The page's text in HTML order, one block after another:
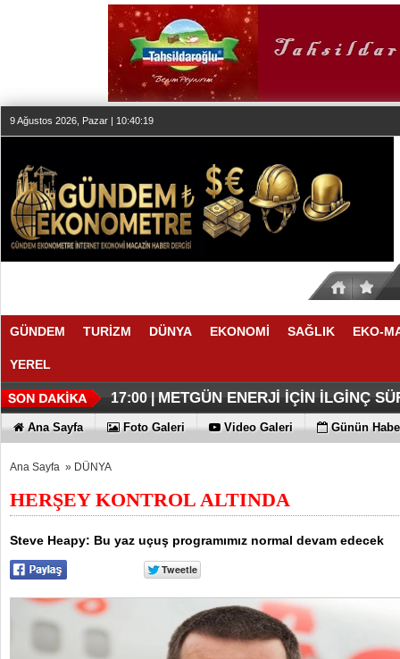
9 Ağustos 2026, Pazar | 10:40:20
GÜNDEM TURİZM DÜNYA EKONOMİ SAĞLIK EKO-
YEREL
17:11 |O ANLAŞMADA NELER VAR
17:08 |O TAHMİNDE YÜKSELME VAR
17:00 | METGÜN ENERJİ İÇİN İLGİNÇ
12:17 |THY REKOR KIRMAYI SEVİYOR
12:02 |ÖZEL FİYATLARLA GELDİLER
11:56 |İŞTE HONOR MAGIC V6
11:53 |TECNO'DA YENİLİKLER VAR
Ana Sayfa Foto Galeri Video Galeri Günün
Ana Sayfa » DÜNYA
HERŞEY KONTROL ALTINDA
Steve Heapy: Bu yaz uçuş programımız normal devam edecek